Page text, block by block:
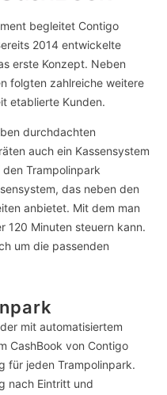
begleitet Contigo
2014 entwickelte
erste Konzept. Neben
folgten zahlreiche weitere
etablierte Kunden.
durchdachten
auch ein Kassensystem
Trampolinpark
das neben den
anbietet. Mit dem man
120 Minuten steuern kann.
um die passenden
mit automatisiertem
CashBook von Contigo
für jeden Trampolinpark.
nach Eintritt und